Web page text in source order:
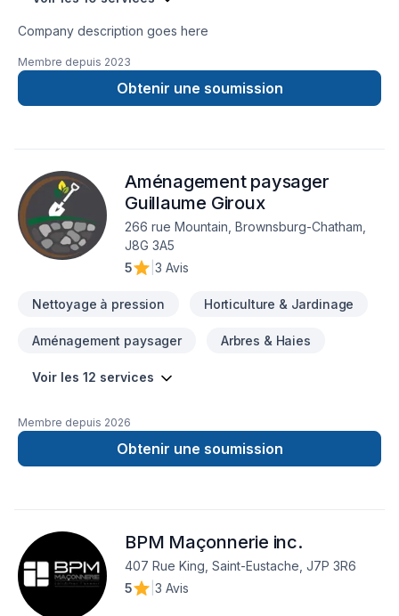
Company description goes here
Membre depuis 2023
Obtenir une soumission
Aménagement paysager
Guillaume Giroux
266 rue Mountain, Brownsburg-Chatham,
J8G 3A5
5
3 Avis
Nettoyage à pression Horticulture & Jardinage
Aménagement paysager Arbres & Haies
Voir les 12 services
Membre depuis 2026
Obtenir une soumission
BPM Maçonnerie inc.
407 Rue King, Saint-Eustache, J7P 3R6
5
3 Avis